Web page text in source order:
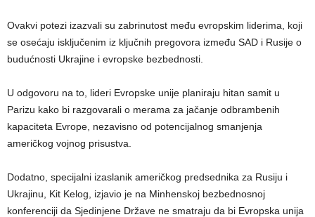
Ovakvi potezi izazvali su zabrinutost među evropskim liderima, koji
se osećaju isključenim iz ključnih pregovora između SAD i Rusije o
budućnosti Ukrajine i evropske bezbednosti.
U odgovoru na to, lideri Evropske unije planiraju hitan samit u
Parizu kako bi razgovarali o merama za jačanje odbrambenih
kapaciteta Evrope, nezavisno od potencijalnog smanjenja
američkog vojnog prisustva.
Dodatno, specijalni izaslanik američkog predsednika za Rusiju i
Ukrajinu, Kit Kelog, izjavio je na Minhenskoj bezbednosnoj
konferenciji da Sjedinjene Države ne smatraju da bi Evropska unija